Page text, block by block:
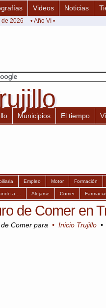
Videos Noticias
de 2026 • Año VI •
Municipios El tiempo
Empleo Motor Formación
a ... Alojarse Comer
de Comer en
Comer para • Inicio Trujillo